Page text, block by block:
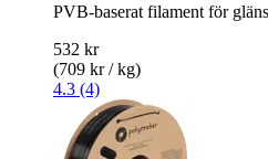
PVB-baserat filament för
532 kr
(709 kr / kg)
4.3 (4)